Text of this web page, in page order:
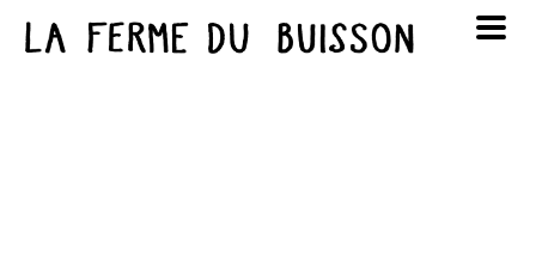
au cinéma